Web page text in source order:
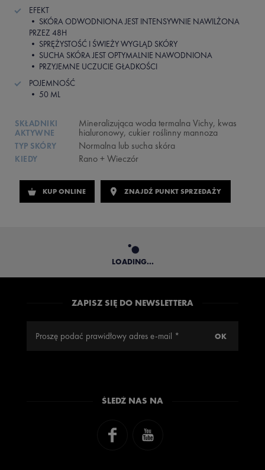
EFEKT
• SKÓRA ODWODNIONA JEST INTENSYWNIE NAWILŻONA
PRZEZ 48H
• SPRĘŻYSTOŚĆ I ŚWIEŻY WYGLĄD SKÓRY
• SUCHA SKÓRA JEST OPTYMALNIE NAWODNIONA
• PRZYJEMNE UCZUCIE GŁADKOŚCI
POJEMNOŚĆ
• 50 ML
SKŁADNIKI
AKTYWNE
Mineralizująca woda termalna Vichy, kwas
hialuronowy, cukier roślinny mannoza
TYP SKÓRY Normalna lub sucha skóra
KIEDY Rano + Wieczór
KUP ONLINE ZNAJDŹ PUNKT SPRZEDAŻY
LOADING...
ZAPISZ SIĘ DO NEWSLETTERA
ŚLEDŹ NAS NA